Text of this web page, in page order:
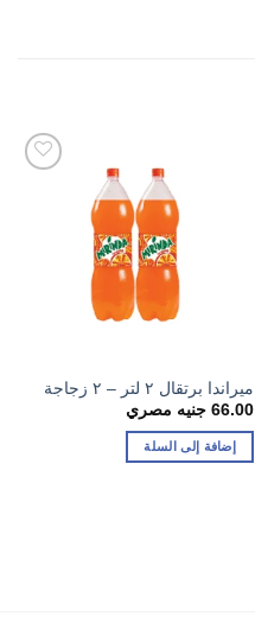
ميراندا برتقال ٢ لتر – ٢ زجاجة
66.00جنيه مصري
إضافة إلى السلة